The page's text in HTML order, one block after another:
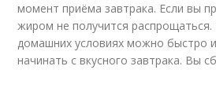
момент приёма завтрака. Если вы
жиром не получится распрощаться.
домашних условиях можно быстро и
начинать с вкусного завтрака. Вы